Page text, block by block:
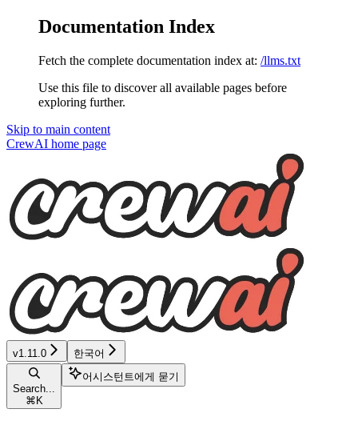
Documentation Index
Fetch the complete documentation index at: /llms.txt
Use this file to discover all available pages before
exploring further.
Skip to main content
CrewAI home page
v1.11.0 한국어
Search...
⌘ K
어시스턴트에게 묻기